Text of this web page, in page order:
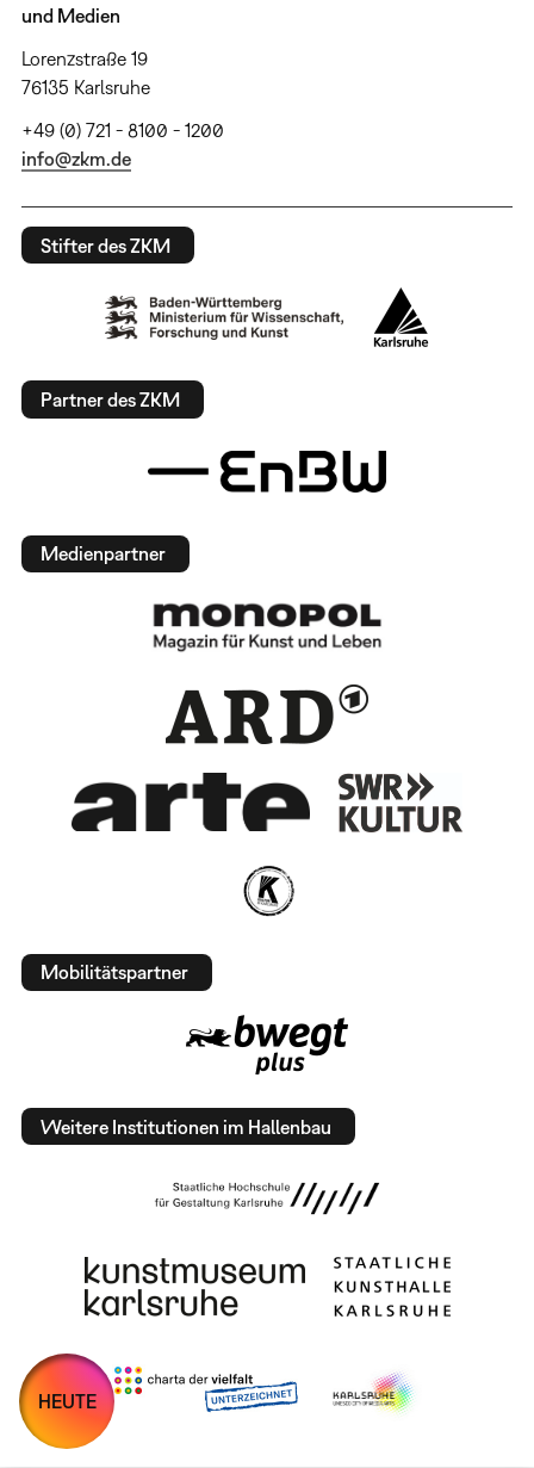
und Medien
Lorenzstraße 19
76135 Karlsruhe
+49 (0) 721 - 8100 - 1200
info@zkm.de
Stifter des ZKM
Partner des ZKM
Medienpartner
Mobilitätspartner
Weitere Institutionen im Hallenbau
HEUTE